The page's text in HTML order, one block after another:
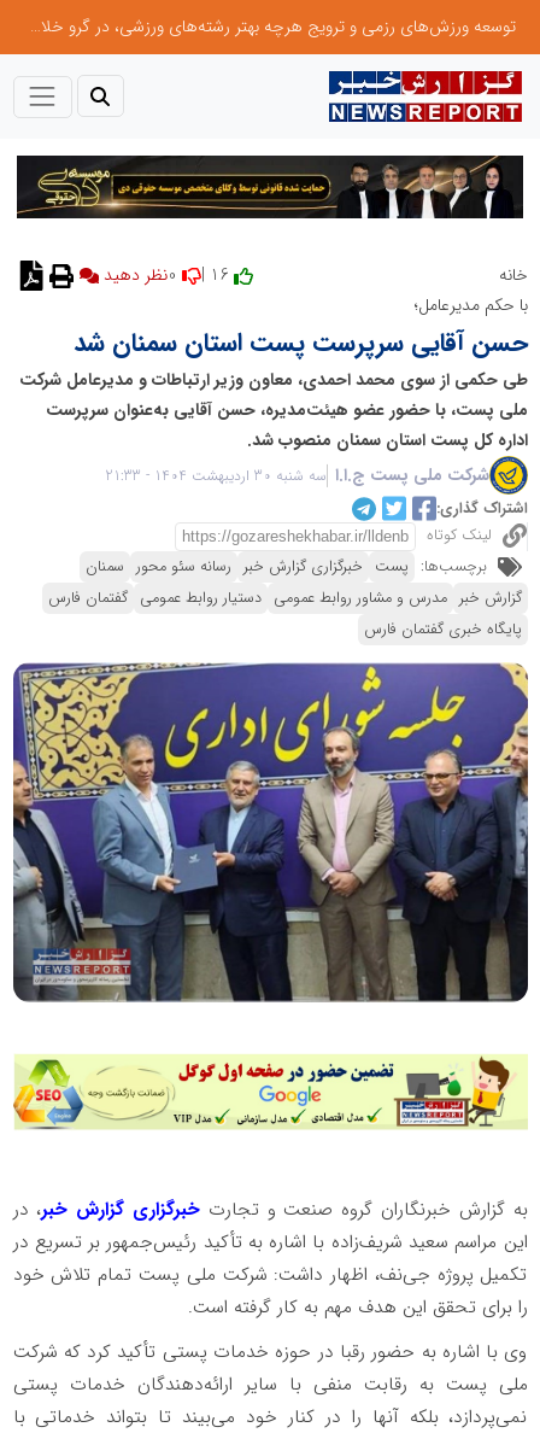
توسعه ورزش‌های رزمی و ترویج هرچه بهتر رشته‌های ورزشی، در گرو خلاقیت و نوآوری است
خانه
نظر دهید
با حکم مدیرعامل؛
حسن آقایی سرپرست پست استان سمنان شد
طی حکمی از سوی محمد احمدی، معاون وزیر ارتباطات و مدیرعامل شرکت
ملی پست، با حضور عضو هیئت‌مدیره، حسن آقایی به‌عنوان سرپرست
اداره کل پست استان سمنان منصوب شد.
شرکت ملی پست ج.ا.ا سه شنبه 30 اردیبهشت 1404 - 21:33
اشتراک گذاری:
لینک کوتاه
برچسب‌ها: پست خبرگزاری گزارش خبر رسانه سئو محور سمنان
گزارش خبر مدرس و مشاور روابط عمومی دستیار روابط عمومی گفتمان فارس
پایگاه خبری گفتمان فارس
به گزارش خبرنگاران گروه صنعت و تجارتخبرگزاری گزارش خبر، در
این مراسم سعید شریف‌زاده با اشاره به تأکید رئیس‌جمهور بر تسریع در
تکمیل پروژه جی‌نف، اظهار داشت: شرکت ملی پست تمام تلاش خود
را برای تحقق این هدف مهم به کار گرفته است.
وی با اشاره به حضور رقبا در حوزه خدمات پستی تأکید کرد که شرکت
ملی پست به رقابت منفی با سایر ارائه‌دهندگان خدمات پستی
نمی‌پردازد، بلکه آنها را در کنار خود می‌بیند تا بتواند خدماتی با